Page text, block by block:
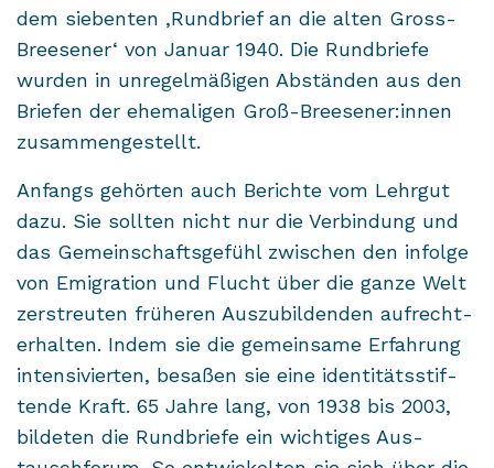
dem sie­ben­ten ,Rund­brief an die alten Gross-​
Breesener‘ von Ja­nu­ar 1940. Die Rund­brie­fe
wur­den in un­re­gel­mä­ßi­gen Ab­stän­den aus den
Brie­fen der ehe­ma­li­gen Groß-​Breesener:innen
zu­sam­men­ge­stellt.
An­fangs ge­hör­ten auch Be­rich­te vom Lehr­gut
dazu. Sie soll­ten nicht nur die Ver­bin­dung und
das Ge­mein­schafts­ge­fühl zwi­schen den in­fol­ge
von Emi­gra­ti­on und Flucht über die ganze Welt
zer­streu­ten frü­he­ren Aus­zu­bil­den­den auf­recht­
erhal­ten. Indem sie die ge­mein­sa­me Er­fah­rung
in­ten­si­vier­ten, be­sa­ßen sie eine iden­ti­täts­stif­
ten­de Kraft. 65 Jahre lang, von 1938 bis 2003,
bil­de­ten die Rund­brie­fe ein wich­ti­ges Aus­